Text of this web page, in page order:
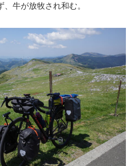
牛が放牧され和む。